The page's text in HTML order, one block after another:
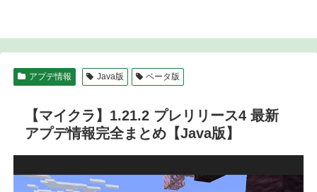
アプデ情報 Java版 ベータ版
【マイクラ】1.21.2 プレリリース4 最新
アプデ情報完全まとめ【Java版】